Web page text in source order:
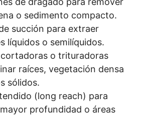
o sedimento compacto.
succión para extraer
líquidos o semilíquidos.
cortadoras o trituradoras
raíces, vegetación densa
sólidos.
(long reach) para
profundidad o áreas